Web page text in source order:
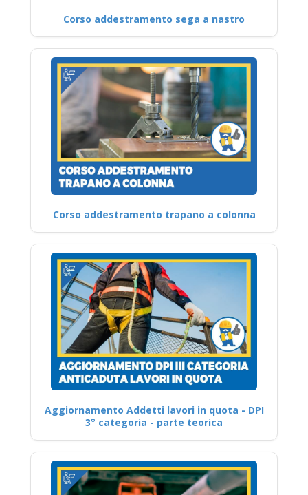
Corso addestramento sega a nastro
Corso addestramento trapano a colonna
Aggiornamento Addetti lavori in quota - DPI
3° categoria - parte teorica